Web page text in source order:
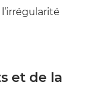
et de la